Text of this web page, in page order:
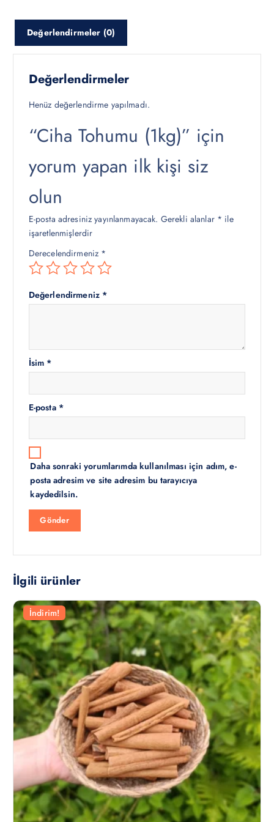
t
:
₺
5
0
,
0
.
t
:
₺
9
,
0
.
Değerlendirmeler (0)
Değerlendirmeler
Henüz değerlendirme yapılmadı.
“Ciha Tohumu (1kg)” için
yorum yapan ilk kişi siz
olun
E-posta adresiniz yayınlanmayacak. Gerekli alanlar * ile
işaretlenmişlerdir
Derecelendirmeniz *
Değerlendirmeniz *
İsim *
E-posta *
Daha sonraki yorumlarımda kullanılması için adım, e-
posta adresim ve site adresim bu tarayıcıya
kaydedilsin.
İlgili ürünler
İndirim!